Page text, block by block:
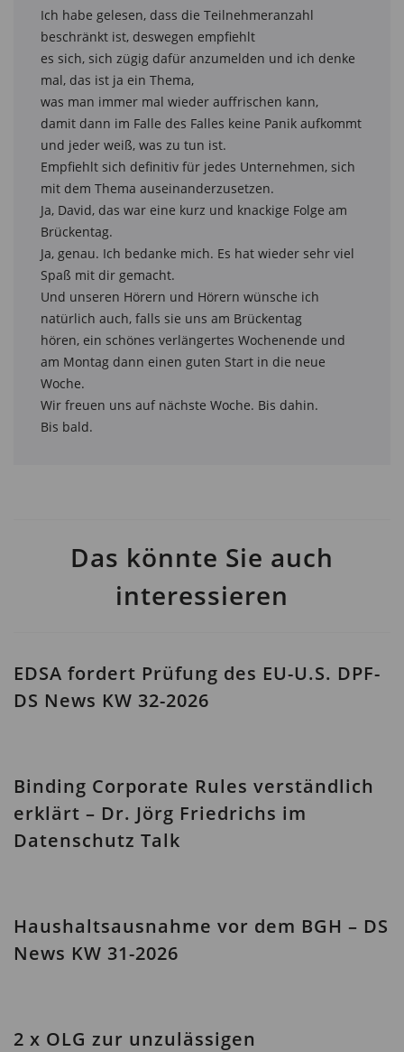
Ich habe gelesen, dass die Teilnehmeranzahl
beschränkt ist, deswegen empfiehlt
es sich, sich zügig dafür anzumelden und ich denke
mal, das ist ja ein Thema,
was man immer mal wieder auffrischen kann,
damit dann im Falle des Falles keine Panik aufkommt
und jeder weiß, was zu tun ist.
Empfiehlt sich definitiv für jedes Unternehmen, sich
mit dem Thema auseinanderzusetzen.
Ja, David, das war eine kurz und knackige Folge am
Brückentag.
Ja, genau. Ich bedanke mich. Es hat wieder sehr viel
Spaß mit dir gemacht.
Und unseren Hörern und Hörern wünsche ich
natürlich auch, falls sie uns am Brückentag
hören, ein schönes verlängertes Wochenende und
am Montag dann einen guten Start in die neue
Woche.
Wir freuen uns auf nächste Woche. Bis dahin.
Bis bald.
Das könnte Sie auch
interessieren
EDSA fordert Prüfung des EU-U.S. DPF-
DS News KW 32-2026
Binding Corporate Rules verständlich
erklärt – Dr. Jörg Friedrichs im
Datenschutz Talk
Haushaltsausnahme vor dem BGH – DS
News KW 31-2026
2 x OLG zur unzulässigen